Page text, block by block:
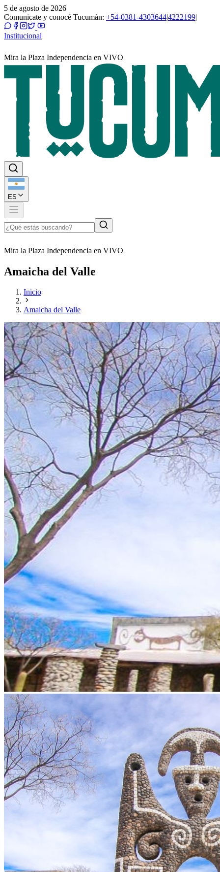
5 de agosto de 2026
Comunicate y conocé Tucumán: +54-0381-4303644|4222199|
Institucional
Mira la Plaza Independencia en VIVO
ES
Mira la Plaza Independencia en VIVO
Amaicha del Valle
Inicio
Amaicha del Valle